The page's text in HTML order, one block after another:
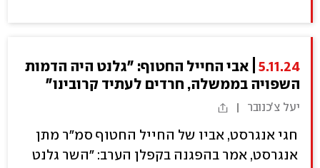
5.11.24
אבי החייל החטוף: "גלנט היה הדמות
השפויה בממשלה, חרדים לעתיד קרובינו"
יעל צ'כנובר
חגי אנגרסט, אביו של החייל החטוף סמ"ר מתן
אנגרסט, אמר בהפגנה בקפלן הערב: "השר גלנט